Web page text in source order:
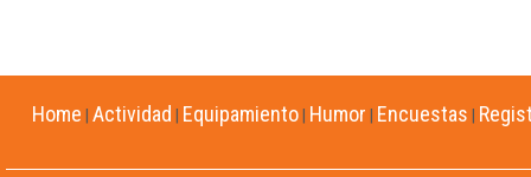
Home Actividad Equipamiento Humor Encuestas